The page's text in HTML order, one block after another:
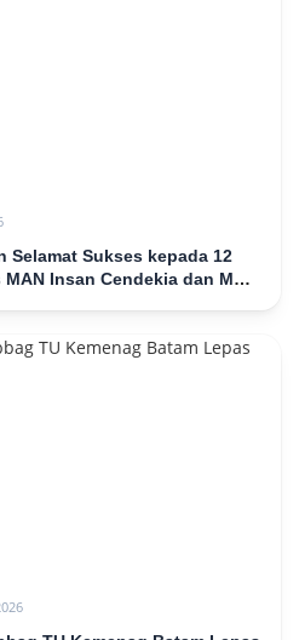
Selamat Sukses kepada 12
Insan Cendekia dan MAN